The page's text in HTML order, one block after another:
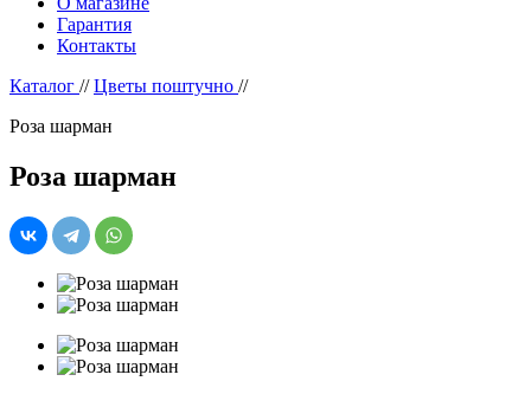
Гарантия
Контакты
Каталог // Цветы поштучно //
Роза шарман
Роза шарман